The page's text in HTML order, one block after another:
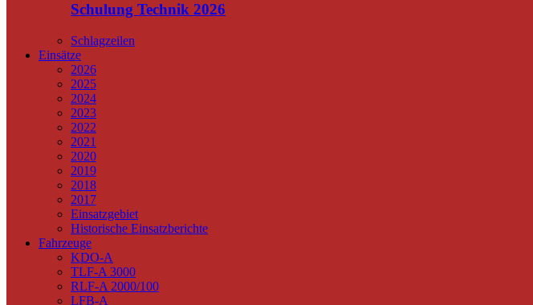
Schulung Technik 2026
Schlagzeilen
Einsätze
2026
2025
2024
2023
2022
2021
2020
2019
2018
2017
Einsatzgebiet
Historische Einsatzberichte
Fahrzeuge
KDO-A
TLF-A 3000
RLF-A 2000/100
LFB-A